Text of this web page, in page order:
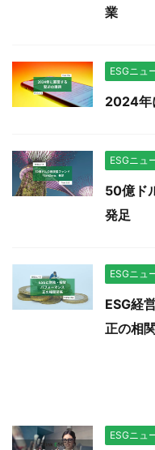
業
ESGニュ
2024年
ESGニュ
50億ド
発足
ESGニュ
ESG経
正の相
ESGニュ